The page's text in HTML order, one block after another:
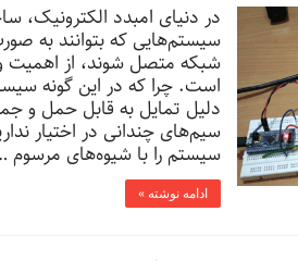
در دنیای امبدد الکترونیک،
سیستم‌هایی که بتوانند به
شبکه متصل شوند، از اهمیت
است. چرا که در این گونه
دلیل تمایل به قابل حمل و
سیم‌های چندانی در اختیار
سیستم را با شیوه‌های مرسوم
ادامه نوشته »